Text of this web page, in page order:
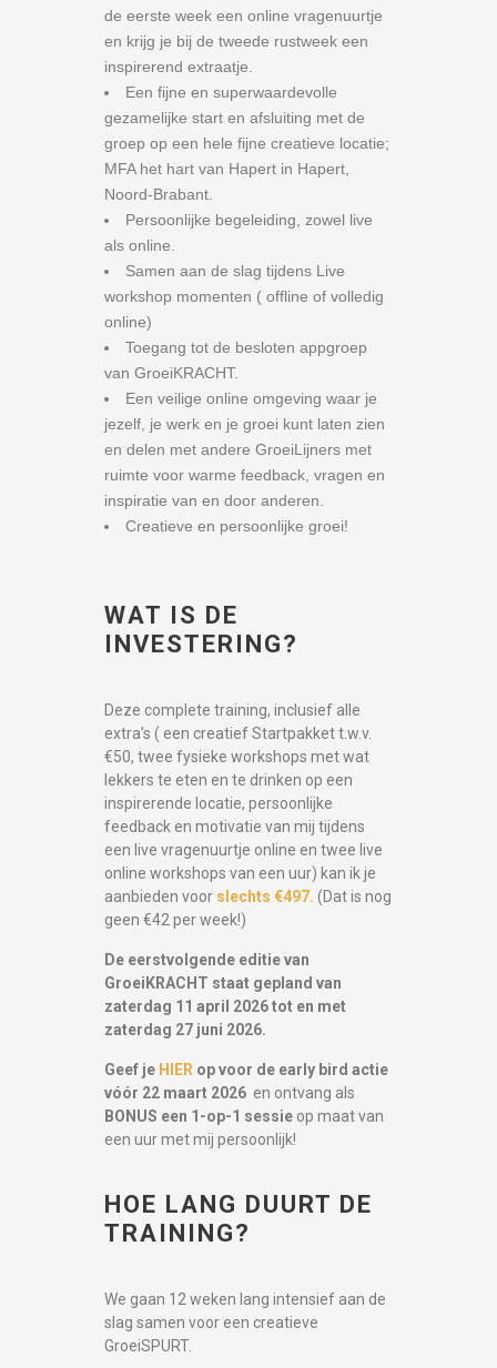
de eerste week een online vragenuurtje
en krijg je bij de tweede rustweek een
inspirerend extraatje.
Een fijne en superwaardevolle
gezamelijke start en afsluiting met de
groep op een hele fijne creatieve locatie;
MFA het hart van Hapert in Hapert,
Noord-Brabant.
Persoonlijke begeleiding, zowel live
als online.
Samen aan de slag tijdens Live
workshop momenten ( offline of volledig
online)
Toegang tot de besloten appgroep
van GroeiKRACHT.
Een veilige online omgeving waar je
jezelf, je werk en je groei kunt laten zien
en delen met andere GroeiLijners met
ruimte voor warme feedback, vragen en
inspiratie van en door anderen.
Creatieve en persoonlijke groei!
WAT IS DE
INVESTERING?
Deze complete training, inclusief alle
extra’s ( een creatief Startpakket t.w.v.
€50, twee fysieke workshops met wat
lekkers te eten en te drinken op een
inspirerende locatie, persoonlijke
feedback en motivatie van mij tijdens
een live vragenuurtje online en twee live
online workshops van een uur) kan ik je
aanbieden voor slechts €497. (Dat is nog
geen €42 per week!)
De eerstvolgende editie van
GroeiKRACHT staat gepland van
zaterdag 11 april 2026 tot en met
zaterdag 27 juni 2026.
Geef je HIER op voor de early bird actie
vóór 22 maart 2026 en ontvang als
BONUS een 1-op-1 sessie op maat van
een uur met mij persoonlijk!
HOE LANG DUURT DE
TRAINING?
We gaan 12 weken lang intensief aan de
slag samen voor een creatieve
GroeiSPURT.